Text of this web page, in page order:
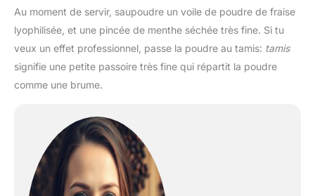
Au moment de servir, saupoudre un voile de poudre de fraise
lyophilisée, et une pincée de menthe séchée très fine. Si tu
veux un effet professionnel, passe la poudre au tamis: tamis
signifie une petite passoire très fine qui répartit la poudre
comme une brume.